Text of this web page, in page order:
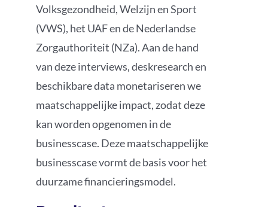
Volksgezondheid, Welzijn en Sport
(VWS), het UAF en de Nederlandse
Zorgauthoriteit (NZa). Aan de hand
van deze interviews, deskresearch en
beschikbare data monetariseren we
maatschappelijke impact, zodat deze
kan worden opgenomen in de
businesscase. Deze maatschappelijke
businesscase vormt de basis voor het
duurzame financieringsmodel.